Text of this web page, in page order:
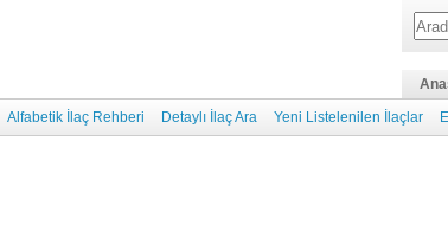
Alfabetik İlaç Rehberi
Detaylı İlaç Ara Yeni Listelenilen İlaçlar